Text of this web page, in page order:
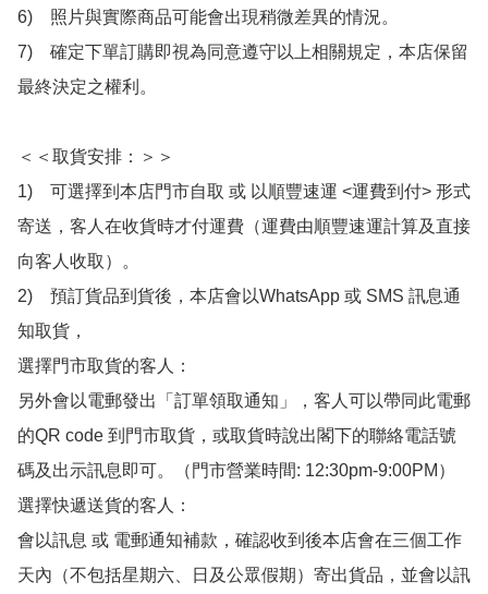
6)　照片與實際商品可能會出現稍微差異的情況。
7)　確定下單訂購即視為同意遵守以上相關規定，本店保留
最終決定之權利。
＜＜取貨安排：＞＞
1)　可選擇到本店門市自取 或 以順豐速運 <運費到付> 形式
寄送，客人在收貨時才付運費（運費由順豐速運計算及直接
向客人收取）。
2)　預訂貨品到貨後，本店會以WhatsApp 或 SMS 訊息通
知取貨，
選擇門市取貨的客人：
另外會以電郵發出「訂單領取通知」，客人可以帶同此電郵
的QR code 到門市取貨，或取貨時說出閣下的聯絡電話號
碼及出示訊息即可。（門市營業時間: 12:30pm-9:00PM）
選擇快遞送貨的客人：
會以訊息 或 電郵通知補款，確認收到後本店會在三個工作
天內（不包括星期六、日及公眾假期）寄出貨品，並會以訊